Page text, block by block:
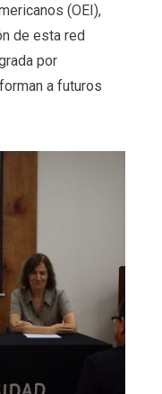
(OEI),
de esta red
por
a futuros